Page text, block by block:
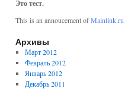
Это тест.
This is an annoucement ofMainlink.ru
Архивы
Март 2012
Февраль 2012
Январь 2012
Декабрь 2011